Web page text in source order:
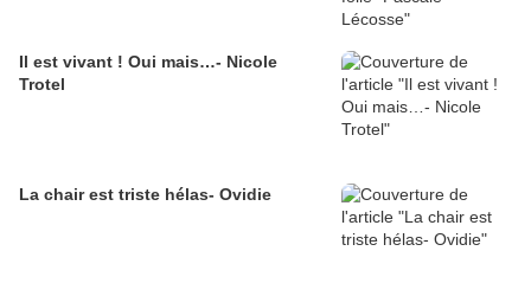
Il est vivant ! Oui mais…- Nicole
Trotel
La chair est triste hélas- Ovidie